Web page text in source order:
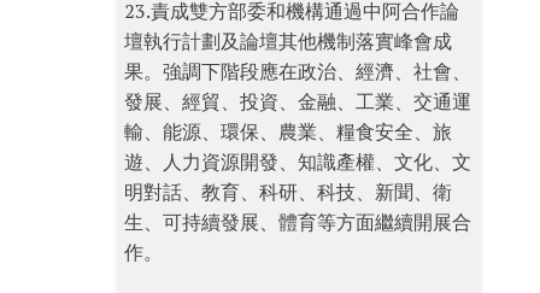
23.責成雙方部委和機構通過中阿合作論
壇執行計劃及論壇其他機制落實峰會成
果。強調下階段應在政治、經濟、社會、
發展、經貿、投資、金融、工業、交通運
輸、能源、環保、農業、糧食安全、旅
遊、人力資源開發、知識產權、文化、文
明對話、教育、科研、科技、新聞、衛
生、可持續發展、體育等方面繼續開展合
作。